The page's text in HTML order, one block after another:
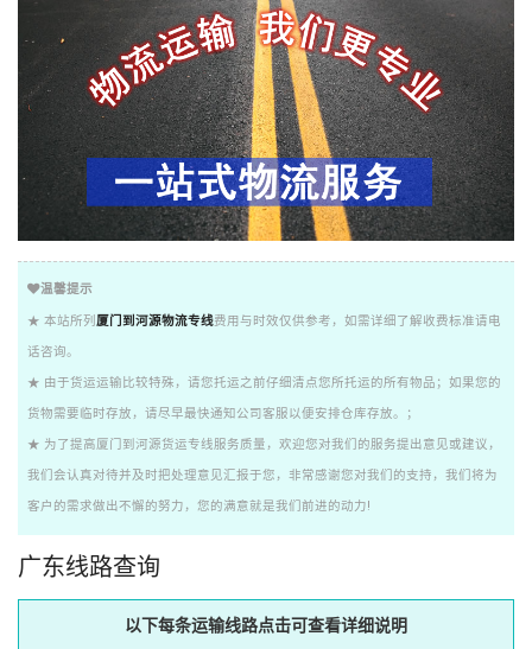
温馨提示
★ 本站所列 厦门到河源物流专线费用与时效仅供参考，如需详细了解收费标准请电
话咨询。
★ 由于货运运输比较特殊，请您托运之前仔细清点您所托运的所有物品；如果您的
货物需要临时存放，请尽早最快通知公司客服以便安排仓库存放。；
★ 为了提高厦门到河源货运专线服务质量，欢迎您对我们的服务提出意见或建议，
我们会认真对待并及时把处理意见汇报于您，非常感谢您对我们的支持，我们将为
客户的需求做出不懈的努力，您的满意就是我们前进的动力!
广东线路查询
以下每条运输线路点击可查看详细说明